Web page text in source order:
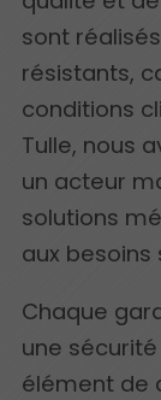
sont
résistants,
conditions
Tulle, nous
un acteur
solutions
aux
Chaque
une
élément de